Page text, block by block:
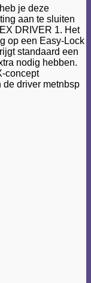
je deze
aan te sluiten
DRIVER 1. Het
op een Easy-Lock
standaard een
nodig hebben.
concept
de driver metnbsp